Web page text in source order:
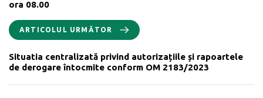
ora 08.00
ARTICOLUL URMĂTOR
Situatia centralizată privind autorizațiile și rapoartele
de derogare întocmite conform OM 2183/2023